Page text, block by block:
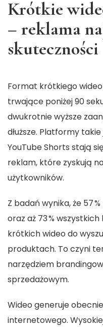
Krótkie
– reklama
skuteczności
Format krótkiego
trwające poniżej 90
dwukrotnie wyższe
dłuższe. Platformy
YouTube Shorts stają
reklam, które zyskują
użytkowników.
Z badań wynika, że 57
oraz aż 73 %
krótkich wideo do
produktach. To czyni
narzędziem
sprzedażowym.
Wideo generuje
internetowego.